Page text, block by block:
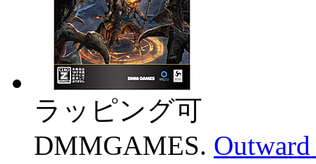
ラッピング可
DMMGAMES.